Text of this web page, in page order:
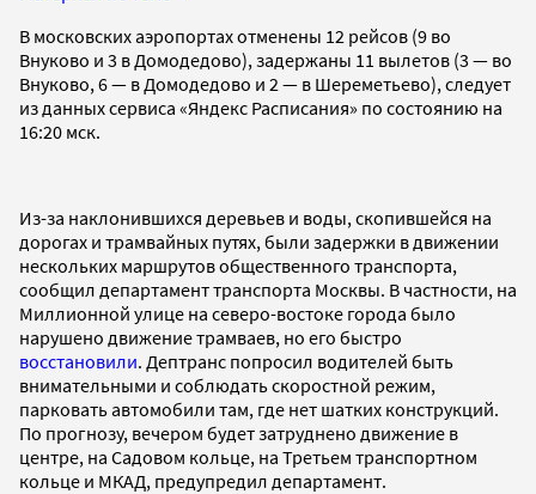
В московских аэропортах отменены 12 рейсов (9 во
Внуково и 3 в Домодедово), задержаны 11 вылетов (3 — во
Внуково, 6 — в Домодедово и 2 — в Шереметьево), следует
из данных сервиса «Яндекс Расписания» по состоянию на
16:20 мск.
Из-за наклонившихся деревьев и воды, скопившейся на
дорогах и трамвайных путях, были задержки в движении
нескольких маршрутов общественного транспорта,
сообщил департамент транспорта Москвы. В частности, на
Миллионной улице на северо-востоке города было
нарушено движение трамваев, но его быстро
восстановили. Дептранс попросил водителей быть
внимательными и соблюдать скоростной режим,
парковать автомобили там, где нет шатких конструкций.
По прогнозу, вечером будет затруднено движение в
центре, на Садовом кольце, на Третьем транспортном
кольце и МКАД, предупредил департамент.